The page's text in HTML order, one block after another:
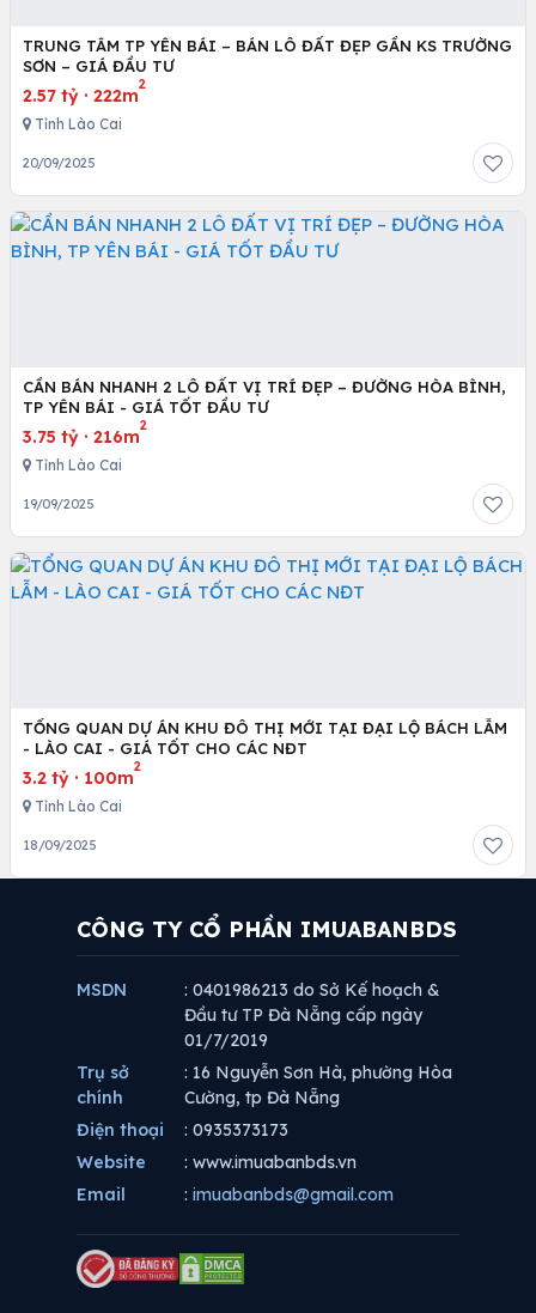
TRUNG TÂM TP YÊN BÁI – BÁN LÔ ĐẤT ĐẸP GẦN KS TRƯỜNG
SƠN – GIÁ ĐẦU TƯ
2.57 tỷ · 222m
2
Tỉnh Lào Cai
20/09/2025
CẦN BÁN NHANH 2 LÔ ĐẤT VỊ TRÍ ĐẸP – ĐƯỜNG HÒA BÌNH,
TP YÊN BÁI - GIÁ TỐT ĐẦU TƯ
3.75 tỷ · 216m
2
Tỉnh Lào Cai
19/09/2025
TỔNG QUAN DỰ ÁN KHU ĐÔ THỊ MỚI TẠI ĐẠI LỘ BÁCH LẪM
- LÀO CAI - GIÁ TỐT CHO CÁC NĐT
3.2 tỷ · 100m
2
Tỉnh Lào Cai
18/09/2025
CÔNG TY CỔ PHẦN IMUABANBDS
MSDN
: 0401986213 do Sở Kế hoạch &
Đầu tư TP Đà Nẵng cấp ngày
01/7/2019
Trụ sở
chính
: 16 Nguyễn Sơn Hà, phường Hòa
Cường, tp Đà Nẵng
Điện thoại
: 0935373173
Website
: www.imuabanbds.vn
Email
: imuabanbds@gmail.com